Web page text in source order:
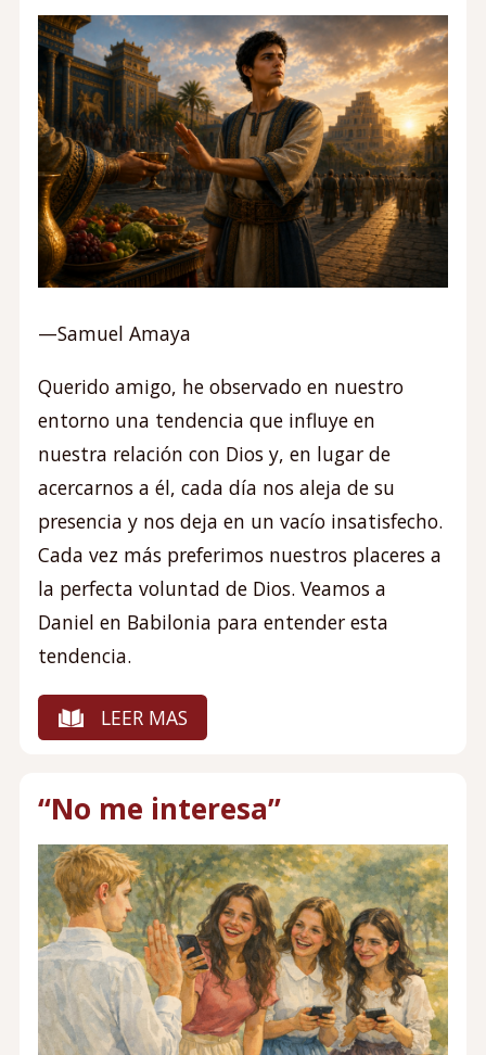
—Samuel Amaya
Querido amigo, he observado en nuestro
entorno una tendencia que influye en
nuestra relación con Dios y, en lugar de
acercarnos a él, cada día nos aleja de su
presencia y nos deja en un vacío insatisfecho.
Cada vez más preferimos nuestros placeres a
la perfecta voluntad de Dios. Veamos a
Daniel en Babilonia para entender esta
tendencia.
LEER MAS
“No me interesa”